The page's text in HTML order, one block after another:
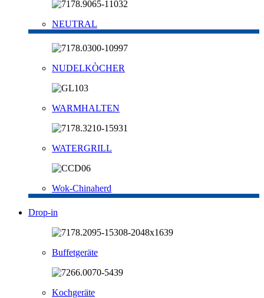
NEUTRAL
NUDELKÒCHER
WARMHALTEN
WATERGRILL
Wok-Chinaherd
Drop-in
Buffetgeräte
Kochgeräte